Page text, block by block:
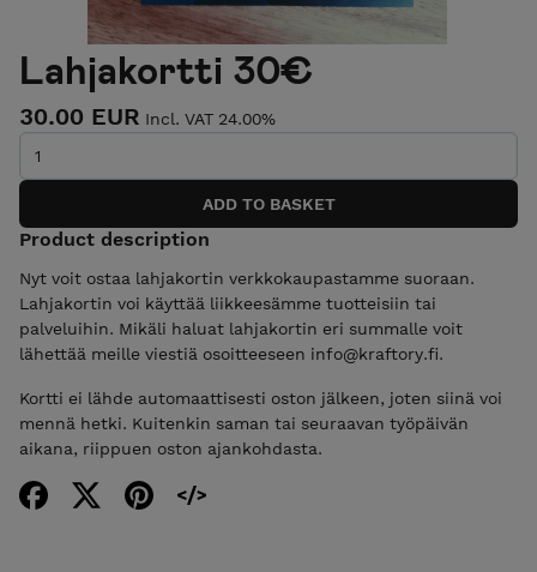
Lahjakortti 30€
30.00 EUR Incl. VAT 24.00%
Product description
Nyt voit ostaa lahjakortin verkkokaupastamme suoraan.
Lahjakortin voi käyttää liikkeesämme tuotteisiin tai
palveluihin. Mikäli haluat lahjakortin eri summalle voit
lähettää meille viestiä osoitteeseen info@kraftory.fi.
Kortti ei lähde automaattisesti oston jälkeen, joten siinä voi
mennä hetki. Kuitenkin saman tai seuraavan työpäivän
aikana, riippuen oston ajankohdasta.